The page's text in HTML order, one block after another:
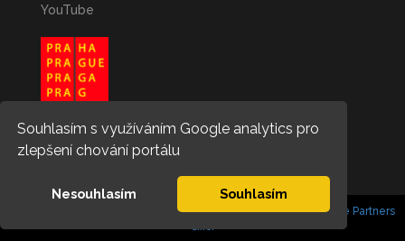
Souhlasím s využíváním Google analytics pro
zlepšení chování portálu
Nesouhlasím Souhlasím
YouTube
Copyright © 2022. Všechna práva vyhrazena. | Developed byBlue Partners
s.r.o.